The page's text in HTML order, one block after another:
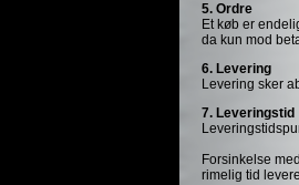
5. Ordre
Et køb er
da kun mod
6. Levering
Levering sker
7. Leveringstid
Forsinkelse
rimelig tid